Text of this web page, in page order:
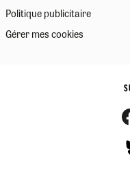
Politique publicitaire
Gérer mes cookies